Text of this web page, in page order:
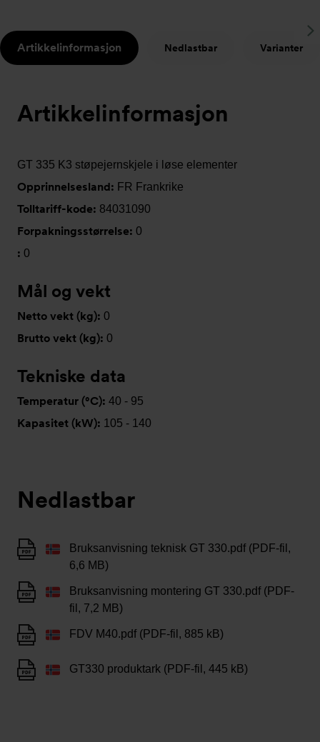
Artikkelinformasjon Nedlastbar Varianter
Artikkelinformasjon
GT 335 K3 støpejernskjele i løse elementer
Opprinnelsesland: FR Frankrike
Tolltariff-kode: 84031090
Forpakningsstørrelse: 0
: 0
Mål og vekt
Netto vekt (kg): 0
Brutto vekt (kg): 0
Tekniske data
Temperatur (°C): 40 - 95
Kapasitet (kW): 105 - 140
Nedlastbar
Bruksanvisning teknisk GT 330.pdf (PDF-fil,
6,6 MB)
Bruksanvisning montering GT 330.pdf (PDF-
fil, 7,2 MB)
FDV M40.pdf (PDF-fil, 885 kB)
GT330 produktark (PDF-fil, 445 kB)